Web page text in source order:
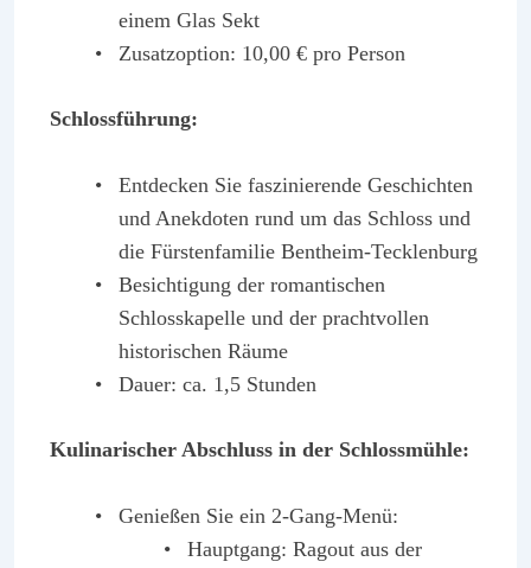
einem Glas Sekt
Zusatzoption: 10,00 € pro Person
Schlossführung:
Entdecken Sie faszinierende Geschichten
und Anekdoten rund um das Schloss und
die Fürstenfamilie Bentheim-Tecklenburg
Besichtigung der romantischen
Schlosskapelle und der prachtvollen
historischen Räume
Dauer: ca. 1,5 Stunden
Kulinarischer Abschluss in der Schlossmühle:
Genießen Sie ein 2-Gang-Menü:
Hauptgang: Ragout aus der